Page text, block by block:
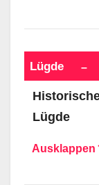
Lügde –
Lügde